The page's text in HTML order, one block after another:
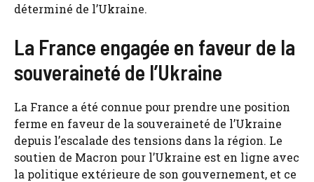
déterminé de l’Ukraine.
La France engagée en faveur de la
souveraineté de l’Ukraine
La France a été connue pour prendre une position
ferme en faveur de la souveraineté de l’Ukraine
depuis l’escalade des tensions dans la région. Le
soutien de Macron pour l’Ukraine est en ligne avec
la politique extérieure de son gouvernement, et ce